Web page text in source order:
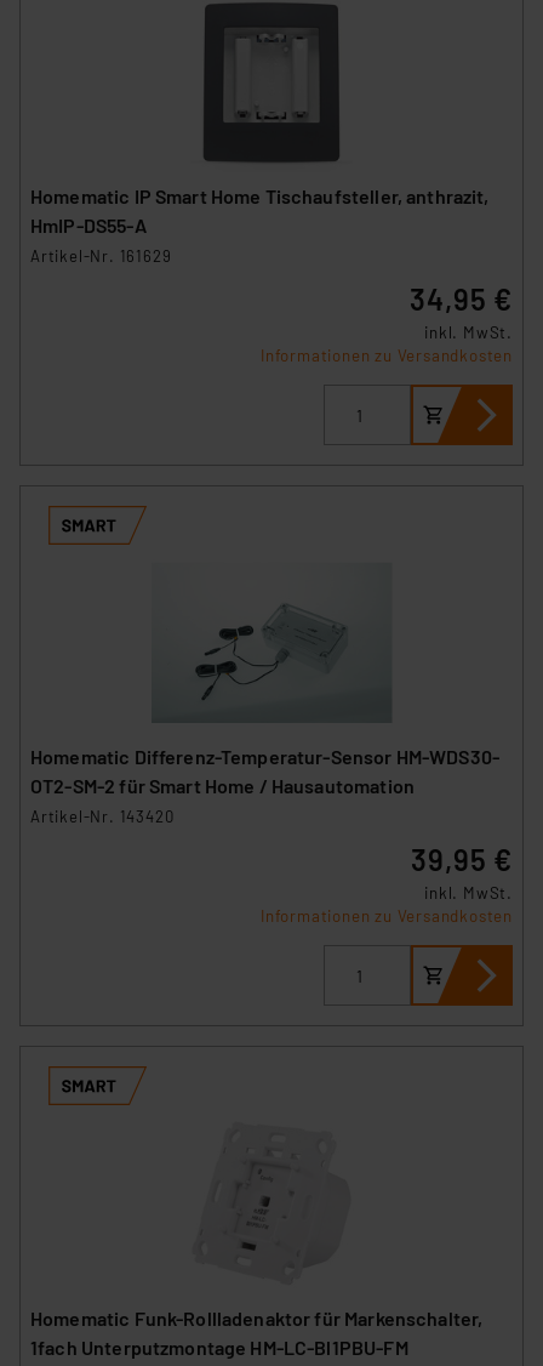
Homematic IP Smart Home Tischaufsteller, anthrazit,
HmIP-DS55-A
Artikel-Nr. 161629
34,95 €
inkl. MwSt.
Informationen zu Versandkosten
Homematic Differenz-Temperatur-Sensor HM-WDS30-
OT2-SM-2 für Smart Home / Hausautomation
Artikel-Nr. 143420
39,95 €
inkl. MwSt.
Informationen zu Versandkosten
Homematic Funk-Rollladenaktor für Markenschalter,
1fach Unterputzmontage HM-LC-Bl1PBU-FM